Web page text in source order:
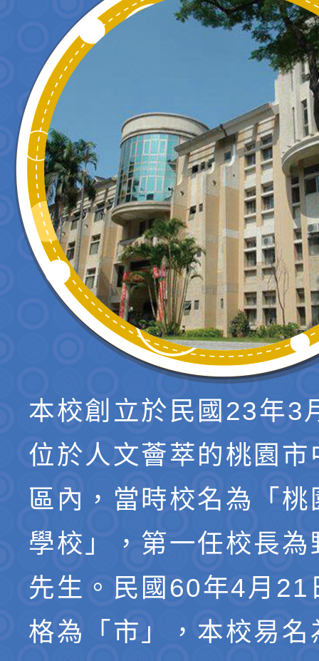
本校創立於民國23年3
位於人文薈萃的桃園市
區內，當時校名為「桃
學校」，第一任校長為
先生。民國60年4月21
格為「市」，本校易名